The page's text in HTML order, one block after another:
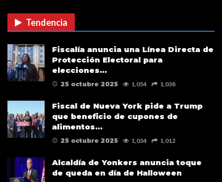
de su campaña…
Tendencia
Fiscalía anuncia una Línea Directa de
Protección Electoral para
elecciones…
25 octubre 2025 1,054 1,038
Fiscal de Nueva York pide a Trump
que beneficio de cupones de
alimentos…
25 octubre 2025 1,034 1,012
Alcaldía de Yonkers anuncia toque
de queda en día de Halloween